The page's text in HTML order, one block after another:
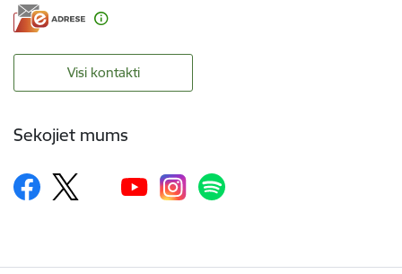
Visi kontakti
Sekojiet mums